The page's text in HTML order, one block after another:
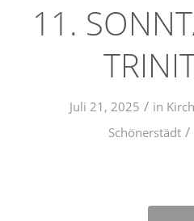
11.
Juli 21, 2025 / in
Schönerstädt /